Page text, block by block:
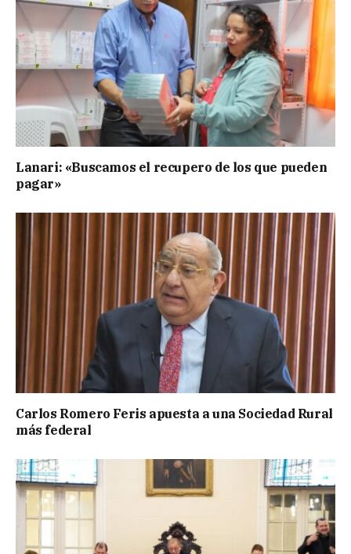
Lanari: «Buscamos el recupero de los que pueden
pagar»
Carlos Romero Feris apuesta a una Sociedad Rural
más federal